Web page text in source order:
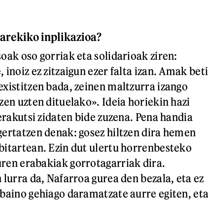
inplikazioa?
oso gorriak eta solidarioak ziren:
inoiz ez zitzaigun ezer falta izan. Amak beti
bada, zeinen maltzurra izango
uzten dituelako». Ideia horiekin hazi
zidaten bide zuzena. Pena handia
denak: gosez hiltzen dira hemen
Ezin dut ulertu horrenbesteko
erabakiak gorrotagarriak dira.
da, Nafarroa gurea den bezala, eta ez
gehiago daramatzate aurre egiten, eta